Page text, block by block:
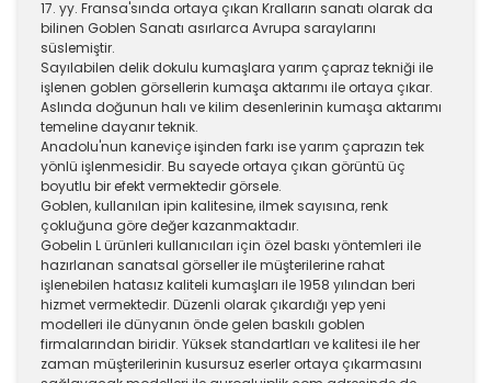
17. yy. Fransa'sında ortaya çıkan Kralların sanatı olarak da
bilinen Goblen Sanatı asırlarca Avrupa saraylarını
süslemiştir.
Sayılabilen delik dokulu kumaşlara yarım çapraz tekniği ile
işlenen goblen görsellerin kumaşa aktarımı ile ortaya çıkar.
Aslında doğunun halı ve kilim desenlerinin kumaşa aktarımı
temeline dayanır teknik.
Anadolu'nun kaneviçe işinden farkı ise yarım çaprazın tek
yönlü işlenmesidir. Bu sayede ortaya çıkan görüntü üç
boyutlu bir efekt vermektedir görsele.
Goblen, kullanılan ipin kalitesine, ilmek sayısına, renk
çokluğuna göre değer kazanmaktadır.
Gobelin L ürünleri kullanıcıları için özel baskı yöntemleri ile
hazırlanan sanatsal görseller ile müşterilerine rahat
işlenebilen hatasız kaliteli kumaşları ile 1958 yılından beri
hizmet vermektedir. Düzenli olarak çıkardığı yep yeni
modelleri ile dünyanın önde gelen baskılı goblen
firmalarından biridir. Yüksek standartları ve kalitesi ile her
zaman müşterilerinin kusursuz eserler ortaya çıkarmasını